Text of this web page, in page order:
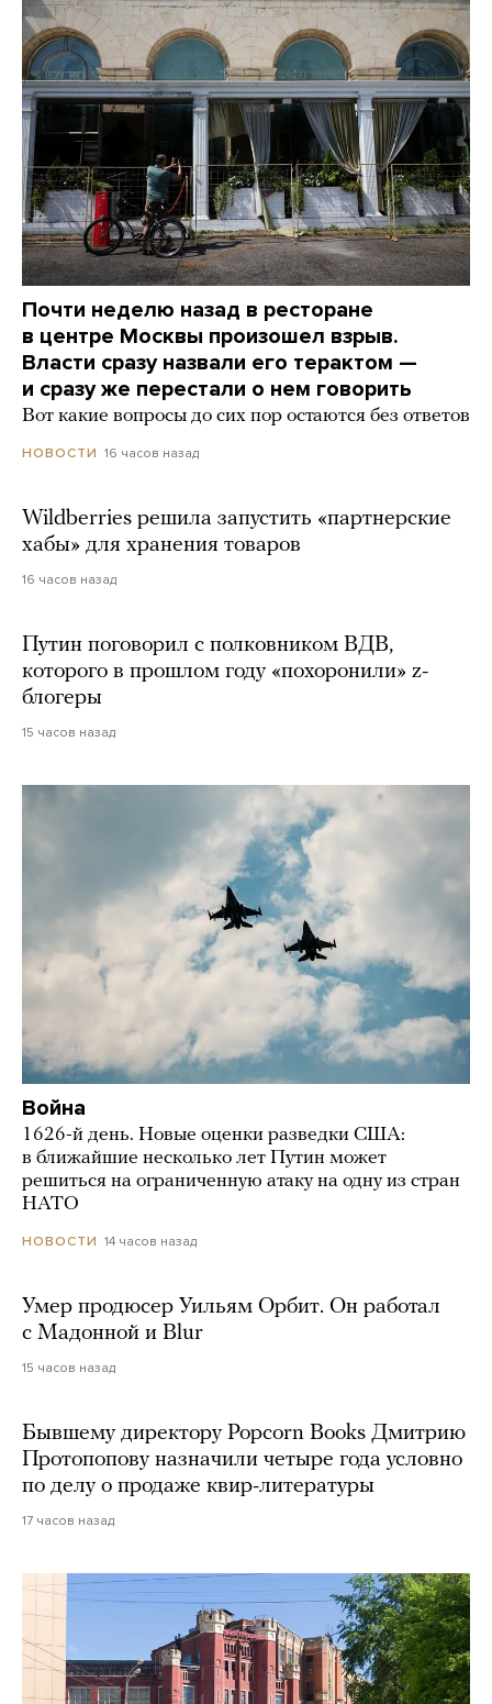
Почти неделю назад в ресторане
в центре Москвы произошел взрыв.
Власти сразу назвали его терактом —
и сразу же перестали о нем говорить
Вот какие вопросы до сих пор остаются без ответов
НОВОСТИ 16 часов назад
Wildberries решила запустить «партнерские
хабы» для хранения товаров
16 часов назад
Путин поговорил с полковником ВДВ,
которого в прошлом году «похоронили» z-
блогеры
15 часов назад
Война
1626-й день. Новые оценки разведки США:
в ближайшие несколько лет Путин может
решиться на ограниченную атаку на одну из стран
НАТО
НОВОСТИ 14 часов назад
Умер продюсер Уильям Орбит. Он работал
с Мадонной и Blur
15 часов назад
Бывшему директору Popcorn Books Дмитрию
Протопопову назначили четыре года условно
по делу о продаже квир-литературы
17 часов назад